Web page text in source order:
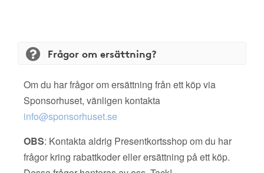
Frågor om ersättning?
Om du har frågor om ersättning från ett köp via
Sponsorhuset, vänligen kontakta
info@sponsorhuset.se
OBS: Kontakta aldrig Presentkortsshop om du har
frågor kring rabattkoder eller ersättning på ett köp.